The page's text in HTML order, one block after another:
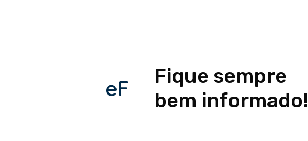
eF
Fique sempre
bem informado!